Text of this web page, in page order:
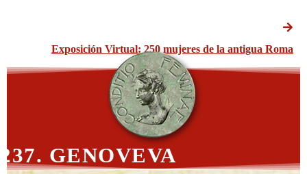
Exposición Virtual: 250 mujeres de la antigua Roma
237. GENOVEVA